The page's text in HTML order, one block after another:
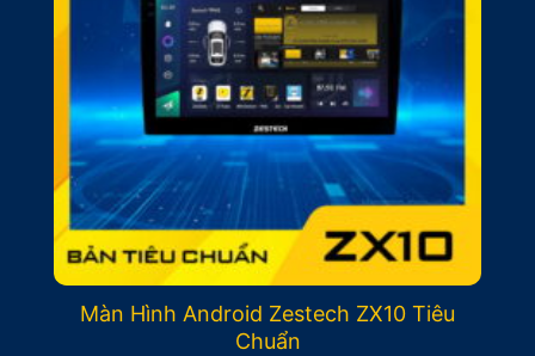
Màn Hình Android Zestech ZX10 Tiêu
Chuẩn